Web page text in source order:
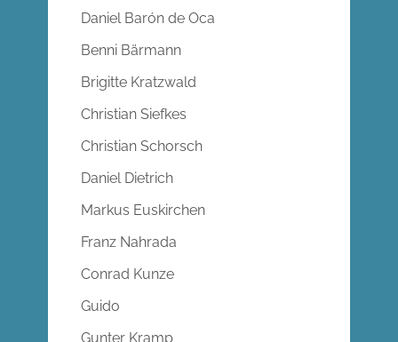
Daniel Barón de Oca
Benni Bärmann
Brigitte Kratzwald
Christian Siefkes
Christian Schorsch
Daniel Dietrich
Markus Euskirchen
Franz Nahrada
Conrad Kunze
Guido
Gunter Kramp